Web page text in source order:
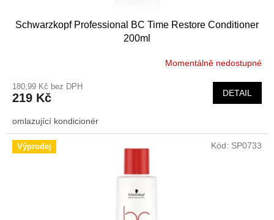
Schwarzkopf Professional BC Time Restore Conditioner
200ml
Momentálně nedostupné
180,99 Kč bez DPH
219 Kč DETAIL
omlazující kondicionér
Výprodej Kód: SP0733